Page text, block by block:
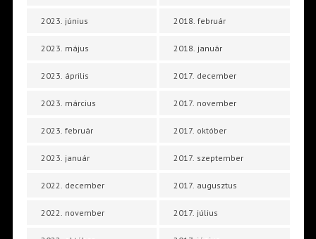
2023. június
2023. május
2023. április
2023. március
2023. február
2023. január
2022. december
2022. november
2018. február
2018. január
2017. december
2017. november
2017. október
2017. szeptember
2017. augusztus
2017. július